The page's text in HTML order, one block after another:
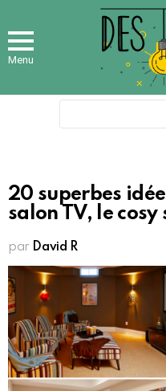
Menu
20 superbes
salon TV, le cosy
par David R